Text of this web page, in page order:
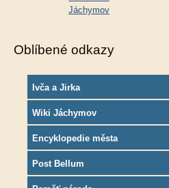
Jáchymov
Oblíbené odkazy
Ivča a Jirka
Wiki Jáchymov
Encyklopedie města
Post Bellum